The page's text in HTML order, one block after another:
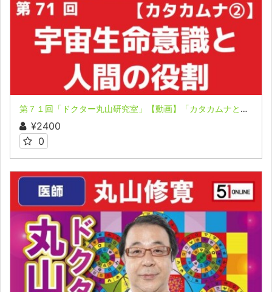
第７１回「ドクター丸山研究室」【動画】「カタカムナと『宇宙生命意識』の存在！」「私たち人間の役目とは？」
¥2400
0